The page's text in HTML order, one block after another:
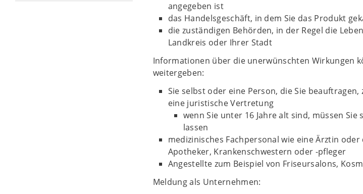
angegeben ist
das Handelsgeschäft, in dem Sie das Produkt
die zuständigen Behörden, in der Regel die
Landkreis oder Ihrer Stadt
Informationen über die unerwünschten Wirkungen
weitergeben:
Sie selbst oder eine Person, die Sie
eine juristische Vertretung
wenn Sie unter 16 Jahre alt sind, müssen
lassen
medizinisches Fachpersonal wie eine Ärztin
Apotheker, Krankenschwestern oder -pfleger
Angestellte zum Beispiel von Friseursalons,
Meldung als Unternehmen: